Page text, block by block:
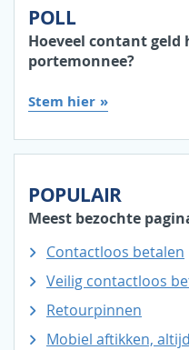
POLL
Hoeveel contant geld
portemonnee?
Stem hier
POPULAIR
Meest bezochte
Contactloos betalen
Veilig contactloos
Retourpinnen
Mobiel aftikken,